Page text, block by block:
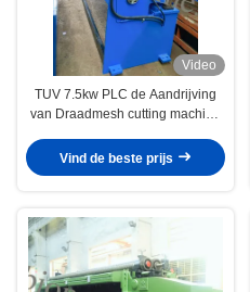
Video
TUV 7.5kw PLC de Aandrijving
van Draadmesh cutting machine
Vind de beste prijs